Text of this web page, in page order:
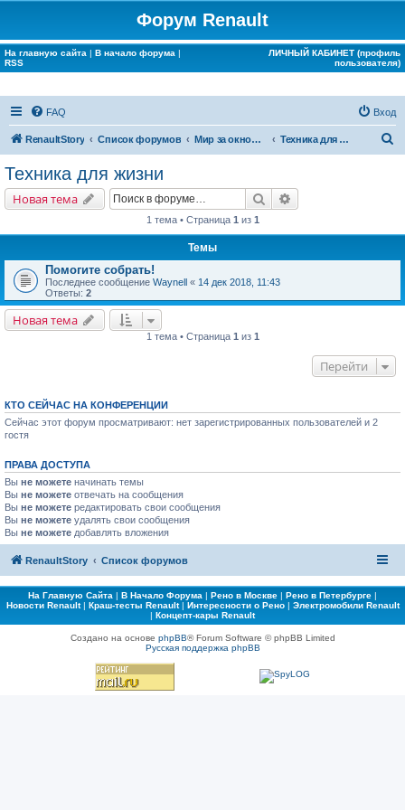
Форум Renault
На главную сайта | В начало форума |
RSS
ЛИЧНЫЙ КАБИНЕТ (профиль
пользователя)
FAQ Вход
RenaultStory Список форумов Мир за окном Renault Техника для жизни
Техника для жизни
Новая тема Поиск
1 тема • Страница 1 из 1
Темы
Помогите собрать!
Последнее сообщение Waynell « 14 дек 2018, 11:43
Ответы: 2
Новая тема
1 тема • Страница 1 из 1
Перейти
КТО СЕЙЧАС НА КОНФЕРЕНЦИИ
Сейчас этот форум просматривают: нет зарегистрированных пользователей и 2
гостя
ПРАВА ДОСТУПА
Вы не можете начинать темы
Вы не можете отвечать на сообщения
Вы не можете редактировать свои сообщения
Вы не можете удалять свои сообщения
Вы не можете добавлять вложения
RenaultStory Список форумов
На Главную Сайта | В Начало Форума | Рено в Москве | Рено в Петербурге |
Новости Renault| Краш-тесты Renault| Интересности о Рено| Электромобили Renault
| Концепт-кары Renault
Создано на основе phpBB® Forum Software © phpBB Limited
Русская поддержка phpBB